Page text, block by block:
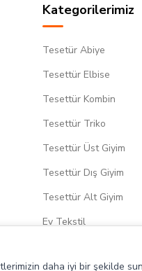
Kategorilerimiz
Tesetür Abiye
Tesettür Elbise
Tesettür Kombin
Tesettür Triko
Tesettür Üst Giyim
Tesettür Dış Giyim
Tesettür Alt Giyim
Ev Tekstil
daha iyi bir şekilde